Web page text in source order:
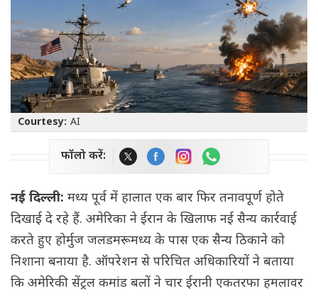
Courtesy: AI
फॉलो करें:
नई दिल्ली: मध्य पूर्व में हालात एक बार फिर तनावपूर्ण होते
दिखाई दे रहे हैं. अमेरिका ने ईरान के खिलाफ नई सैन्य कार्रवाई
करते हुए होर्मुज जलडमरूमध्य के पास एक सैन्य ठिकाने को
निशाना बनाया है. ऑपरेशन से परिचित अधिकारियों ने बताया
कि अमेरिकी सेंट्रल कमांड बलों ने चार ईरानी एकतरफा हमलावर